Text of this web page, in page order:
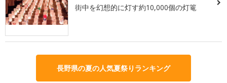
街中を幻想的に灯す約10,000個の灯篭
長野県の夏の人気夏祭りランキング